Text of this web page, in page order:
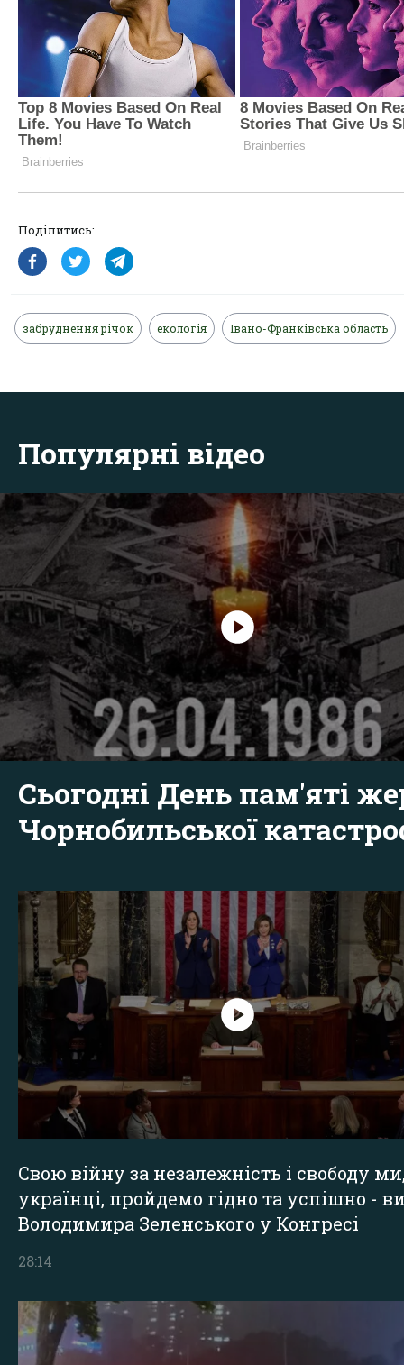
Поділитись:
забруднення річок екологія Івано-Франківська область
Популярні відео
Сьогодні День пам'яті
Чорнобильської
Свою війну за незалежність і свободу
українці, пройдемо гідно та успішно -
Володимира Зеленського у Конгресі
28:14